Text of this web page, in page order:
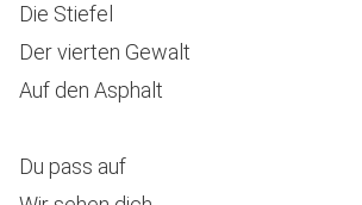
Die Stiefel
Der vierten Gewalt
Auf den Asphalt
Du pass auf